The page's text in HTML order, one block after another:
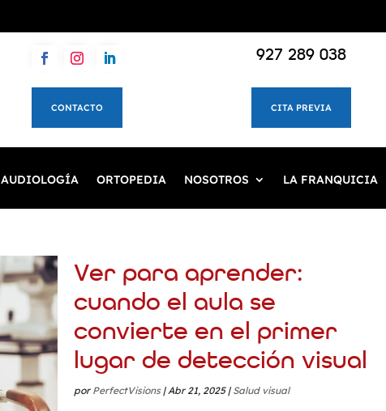
927 289 038
CONTACTO CITA PREVIA
AUDIOLOGÍA ORTOPEDIA NOSOTROS LA FRANQUICIA
Ver para aprender:
cuando el aula se
convierte en el primer
lugar de detección visual
por PerfectVisions| Abr 21, 2025| Salud visual